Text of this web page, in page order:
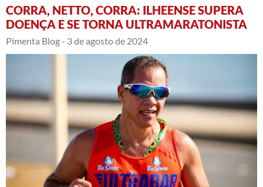
CORRA, NETTO, CORRA: ILHEENSE SUPERA
DOENÇA E SE TORNA ULTRAMARATONISTA
Pimenta Blog - 3 de agosto de 2024